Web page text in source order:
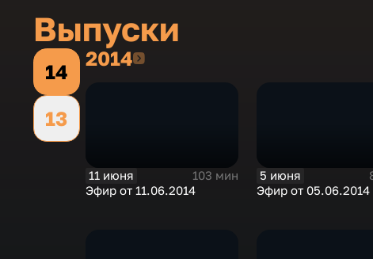
Выпуски
14
13
20142014
11 июня
103 мин
Эфир от 11.06.2014
5 июня
Эфир от 05.06.2014